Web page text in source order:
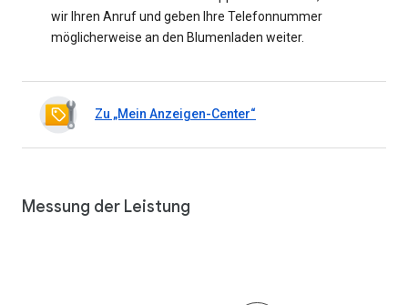
wir Ihren Anruf und geben Ihre Telefonnummer
möglicherweise an den Blumenladen weiter.
Zu „Mein Anzeigen-Center“
Messung der Leistung